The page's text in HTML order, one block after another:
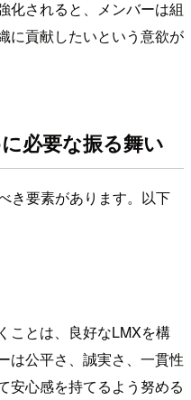
化されると、メンバーは組
に貢献したいという意欲が
必要な振る舞い
き要素があります。以下
ことは、良好なLMXを構
は公平さ、誠実さ、一貫性
安心感を持てるよう努める